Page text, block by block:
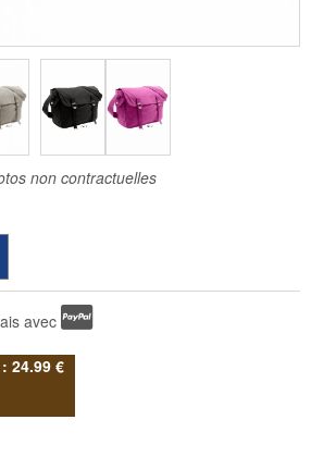
non contractuelles
avec
24.99 €